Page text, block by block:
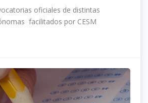
oficiales de distintas
facilitados por CESM